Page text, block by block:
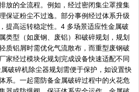
放的全流程。例如，经过密闭集尘罩搜集
保证粉尘不过逸。部分事例经过体系升级
提高运转稳定性。4 多场景适应性金属破
类型（如废钢、废铝）和破碎规划，规划
质铝屑时需优化气流散布，而重型废钢破
家经过模块化规划完成设备快速适配不同
破碎机除尘器规划需便于保护，如设置快
系。一起需防备金属破碎过程中的火花危